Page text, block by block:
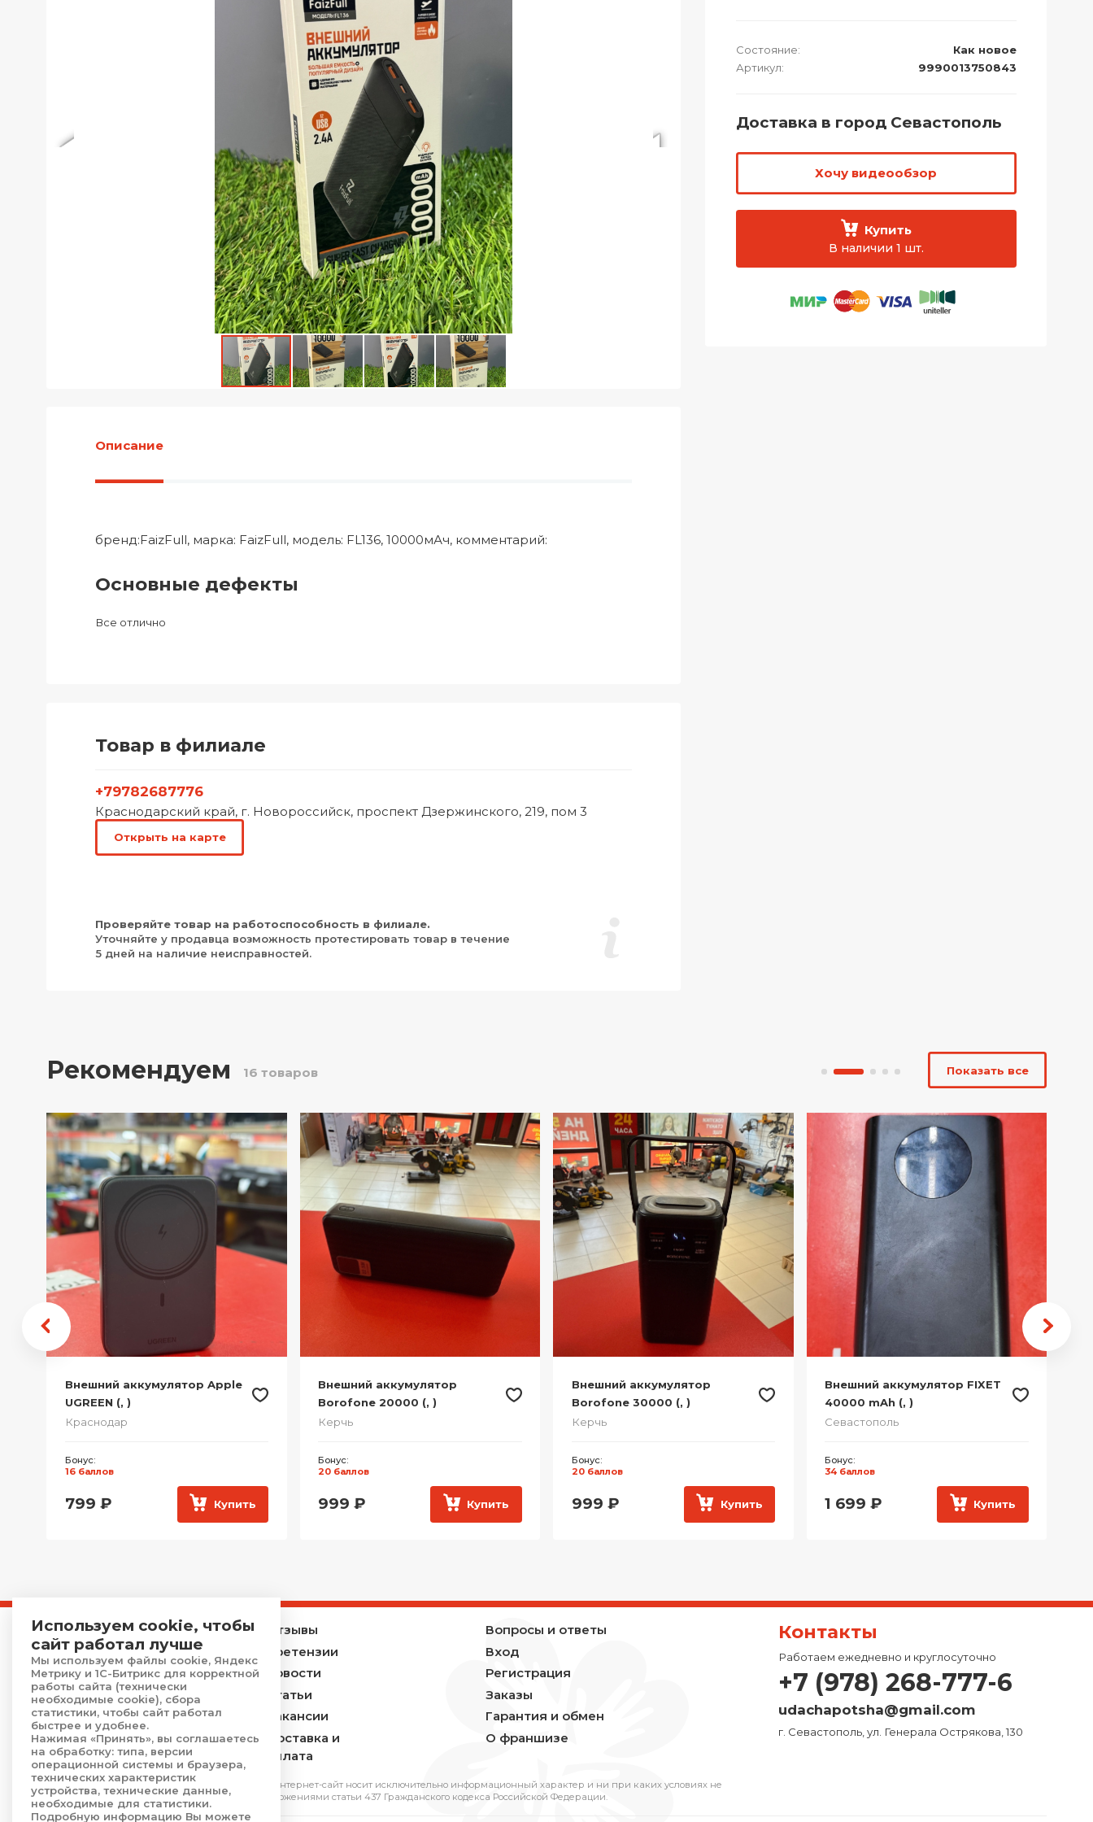
Акционные товары
Проданные товары
Описание
бренд:FaizFull, марка: FaizFull, модель: FL136, 10000мАч, комментарий:
Основные дефекты
Все отлично
Товар в филиале
+79782687776
Краснодарский край, г. Новороссийск, проспект Дзержинского, 219, пом 3
Открыть на карте
Проверяйте товар на работоспособность в филиале.
Уточняйте у продавца возможность протестировать товар в течение
5 дней на наличие неисправностей.
Состояние:
Как новое
Артикул:
9990013750843
Доставка в город Севастополь
Хочу видеообзор
Купить
В наличии 1 шт.
Рекомендуем 16 товаров Показать все
Внешний аккумулятор Apple
UGREEN (, )
Краснодар
Бонус:
16 баллов
799 ₽ Купить
Внешний аккумулятор
Borofone 20000 (, )
Керчь
Бонус:
20 баллов
999 ₽ Купить
Внешний аккумулятор
Borofone 30000 (, )
Керчь
Бонус:
20 баллов
999 ₽ Купить
Внешний аккумулятор FIXET
40000 mAh (, )
Севастополь
Бонус:
34 баллов
1 699 ₽ Купить
Главная
Каталог
Услуги
Акции
О компании
Контакты
Отзывы
Претензии
Новости
Статьи
Вакансии
Доставка и
оплата
Вопросы и ответы
Вход
Регистрация
Заказы
Гарантия и обмен
О франшизе
Контакты
Работаем ежедневно и круглосуточно
+7 (978) 268-777-6
udachapotsha@gmail.com
г. Севастополь, ул. Генерала Острякова, 130
*Обращаем Ваше внимание на то, что данный интернет-сайт носит исключительно информационный характер и ни при каких условиях не
является публичной офертой, определяемой положениями cтатьи 437 Гражданского кодекса Российской Федерации.
Используем cookie, чтобы
сайт работал лучше
Мы используем файлы cookie, Яндекс
Метрику и 1С-Битрикс для корректной
работы сайта (технически
необходимые cookie), сбора
статистики, чтобы сайт работал
быстрее и удобнее.
Нажимая «Принять», вы соглашаетесь
на обработку: типа, версии
операционной системы и браузера,
технических характеристик
устройства, технические данные,
необходимые для статистики.
Подробную информацию Вы можете